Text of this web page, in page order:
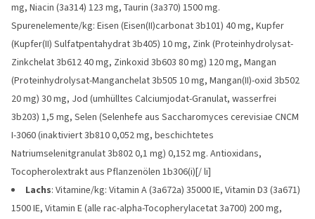
mg, Niacin (3a314) 123 mg, Taurin (3a370) 1500 mg.
Spurenelemente/kg: Eisen (Eisen(II)carbonat 3b101) 40 mg, Kupfer
(Kupfer(II) Sulfatpentahydrat 3b405) 10 mg, Zink (Proteinhydrolysat-
Zinkchelat 3b612 40 mg, Zinkoxid 3b603 80 mg) 120 mg, Mangan
(Proteinhydrolysat-Manganchelat 3b505 10 mg, Mangan(II)-oxid 3b502
20 mg) 30 mg, Jod (umhülltes Calciumjodat-Granulat, wasserfrei
3b203) 1,5 mg, Selen (Selenhefe aus Saccharomyces cerevisiae CNCM
I-3060 (inaktiviert 3b810 0,052 mg, beschichtetes
Natriumselenitgranulat 3b802 0,1 mg) 0,152 mg. Antioxidans,
Tocopherolextrakt aus Pflanzenölen 1b306(i)[/ li]
Lachs: Vitamine/kg: Vitamin A (3a672a) 35000 IE, Vitamin D3 (3a671)
1500 IE, Vitamin E (alle rac-alpha-Tocopherylacetat 3a700) 200 mg,